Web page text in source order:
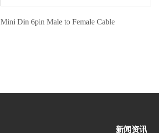
Mini Din 6pin Male to Female Cable
新闻资讯